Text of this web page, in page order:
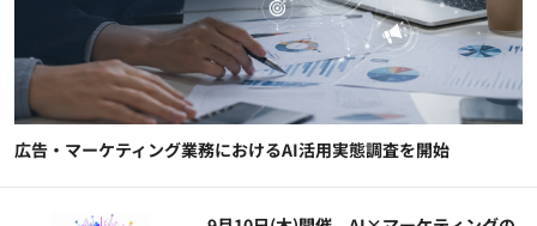
広告・マーケティング業務におけるAI活用実態調査を開始